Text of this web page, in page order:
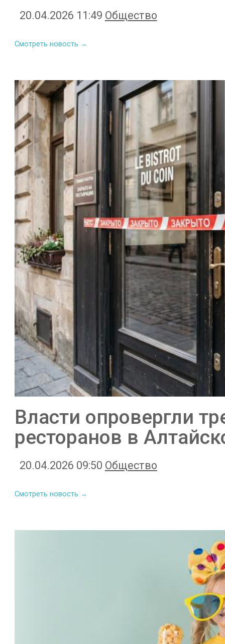
20.04.2026 11:49 Общество
Смотреть новость →
Власти опровергли
ресторанов в
20.04.2026 09:50 Общество
Смотреть новость →